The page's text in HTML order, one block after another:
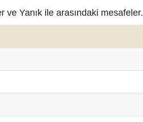
Yanık ile arasındaki mesafeler.